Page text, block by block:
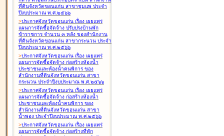
ที่ดินจังหวัดขอนแก่น สาขาชุมแพ ประจำ
ปีงบประมาณ พ.ศ.๒๕๖๖
>ประกาศจังหวัดขอนแก่น เรื่อง เผยแพร่
แผนการจัดซื้อจัดจ้าง ปรับปรุงบ้านพัก
ข้าราชการ จำนวน ๓ หลัง ของสำนักงาน
ที่ดินจังหวัดขอนแก่น สาขากระนวน ประจำ
ปีงบประมาณ พ.ศ.๒๕๖๖
>ประกาศจังหวัดขอนแก่น เรื่อง เผยแพร่
แผนการจัดซื้อจัดจ้าง ก่อสร้างห้องน้ำ
ประชาชนและห้องน้ำคนพิการ ของ
สำนักงานที่ดินจังหวัดขอนแก่น สาขา
กระนวน ประจำปีงบประมาณ พ.ศ.๒๕๖๖
>ประกาศจังหวัดขอนแก่น เรื่อง เผยแพร่
แผนการจัดซื้อจัดจ้าง ก่อสร้างห้องน้ำ
ประชาชนและห้องน้ำคนพิการ ของ
สำนักงานที่ดินจังหวัดขอนแก่น สาขา
น้ำพอง ประจำปีงบประมาณ พ.ศ.๒๕๖๖
>ประกาศจังหวัดขอนแก่น เรื่อง เผยแพร่
แผนการจัดซื้อจัดจ้าง ก่อสร้างที่พัก